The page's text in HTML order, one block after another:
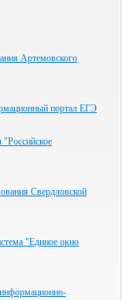
Артемовского
портал ЕГЭ
"Российское
Свердловской
"Единое окно